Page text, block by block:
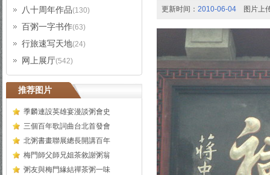
八十周年作品(130)
百粥一字书作(63)
行旅速写天地(24)
网上展厅(542)
推荐图片
季麟連設英雄宴漫談粥會史
三個百年歌詞曲台北首發會
北粥書畫聯展總長開講百年
梅門師父師兄姐茶敘謝粥翁
粥友與梅門緣結禪茶粥一味
更新时间： 2010-06-04 图片上